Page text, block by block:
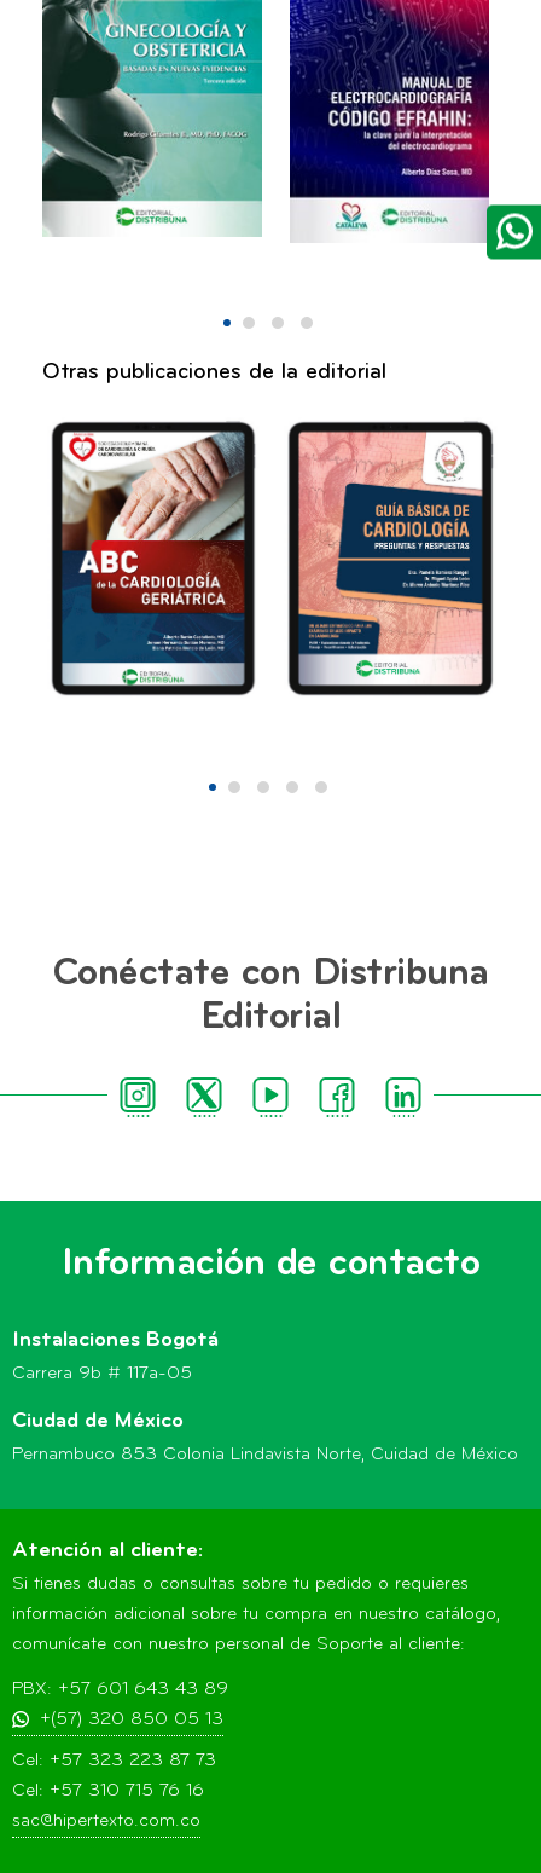
Ginecología y
Obstetricia
Basadas en
Nuevas
Evidencias
Basadas en nuevas
evidencias
2022
Manual de
Electrocardiografía
Código Efrahin
La clave para la
interpretación del
electrocardiograma
2022
18,00
Otras publicaciones de la editorial
ABC de la
cardiología
geriátrica
2026
40,00
Guía básica
cardiología.
Preguntas y
respuestas
2026
93,00
Conéctate con Distribuna
Editorial
Información de contacto
Instalaciones Bogotá
Carrera 9b # 117a-05
Ciudad de México
Pernambuco 853 Colonia Lindavista Norte, Cuidad de México
Atención al cliente:
Si tienes dudas o consultas sobre tu pedido o requieres
información adicional sobre tu compra en nuestro catálogo,
comunícate con nuestro personal de Soporte al cliente:
PBX: +57 601 643 43 89
+(57) 320 850 05 13
Cel: +57 323 223 87 73
Cel: +57 310 715 76 16
sac@hipertexto.com.co